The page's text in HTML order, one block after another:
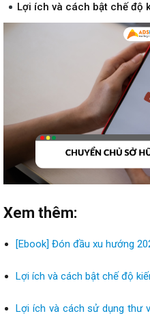
Lợi ích và cách bật chế độ
Xem thêm:
[Ebook] Đón đầu xu hướng
Lợi ích và cách bật chế độ
Lợi ích và cách sử dụng thư